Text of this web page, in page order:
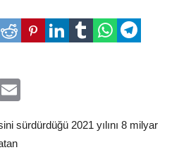
Pinterest
sürdürdüğü 2021 yılını 8 milyar